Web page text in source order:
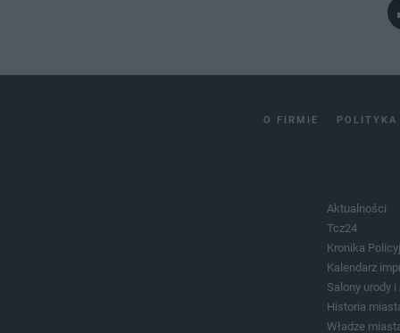
O FIRMIE POLITYKA
Aktualności
Tcz24
Kronika
Kalendarz
Salony urody i
Historia
Władze